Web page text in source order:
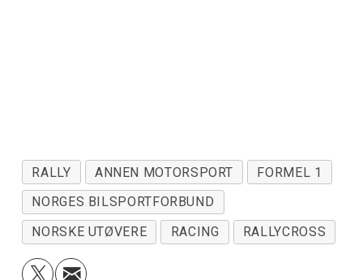
RALLY ANNEN MOTORSPORT
FORMEL 1
NORGES BILSPORTFORBUND
NORSKE UTØVERE
RACING RALLYCROSS